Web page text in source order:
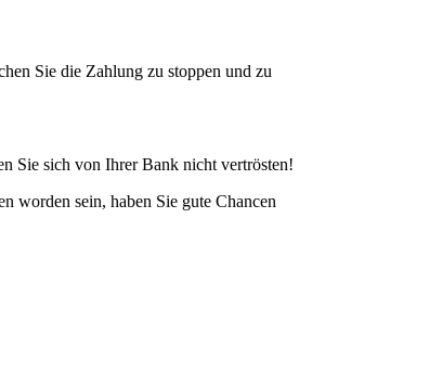
Sie die Zahlung zu stoppen und zu
Sie sich von Ihrer Bank nicht vertrösten!
worden sein, haben Sie gute Chancen